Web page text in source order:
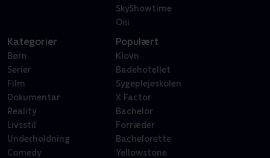
SkyShowtime
Oiii
Kategorier
Børn
Serier
Film
Dokumentar
Reality
Livsstil
Underholdning
Comedy
Populært
Klovn
Badehotellet
Sygeplejeskolen
X Factor
Bachelor
Forræder
Bachelorette
Yellowstone